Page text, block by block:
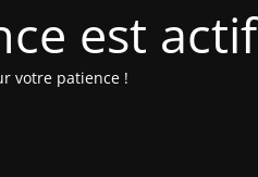
est actif
votre patience !